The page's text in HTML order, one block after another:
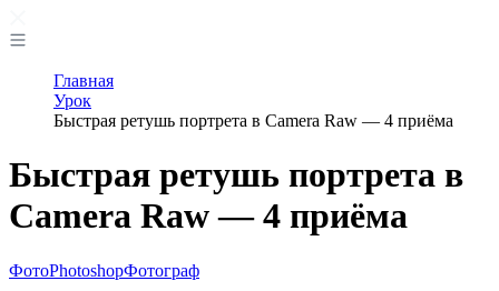
Главная
Урок
Быстрая ретушь портрета в Camera Raw — 4 приёма
Быстрая ретушь портрета в
Camera Raw — 4 приёма
ФотоPhotoshopФотограф